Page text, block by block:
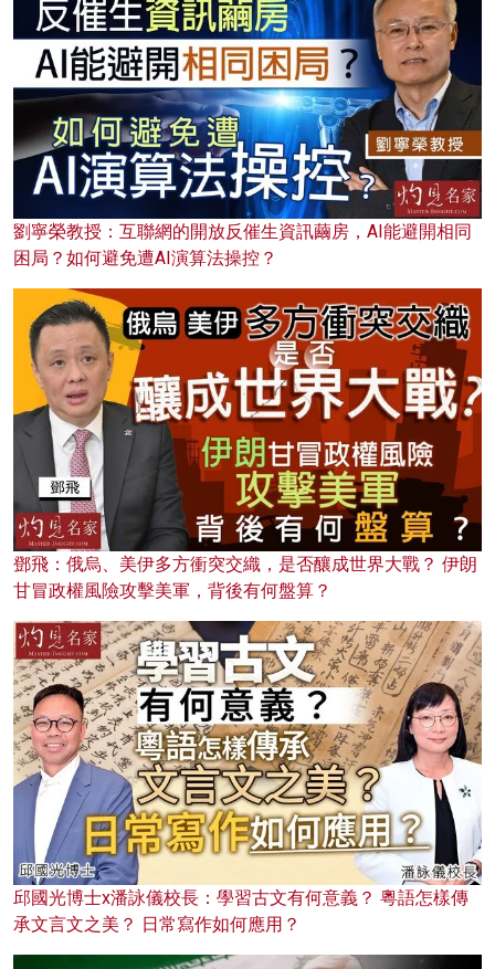
劉寧榮教授：互聯網的開放反催生資訊繭房，AI能避開相同
困局？如何避免遭AI演算法操控？
鄧飛：俄烏、美伊多方衝突交織，是否釀成世界大戰？ 伊朗
甘冒政權風險攻擊美軍，背後有何盤算？
邱國光博士x潘詠儀校長：學習古文有何意義？ 粵語怎樣傳
承文言文之美？ 日常寫作如何應用？